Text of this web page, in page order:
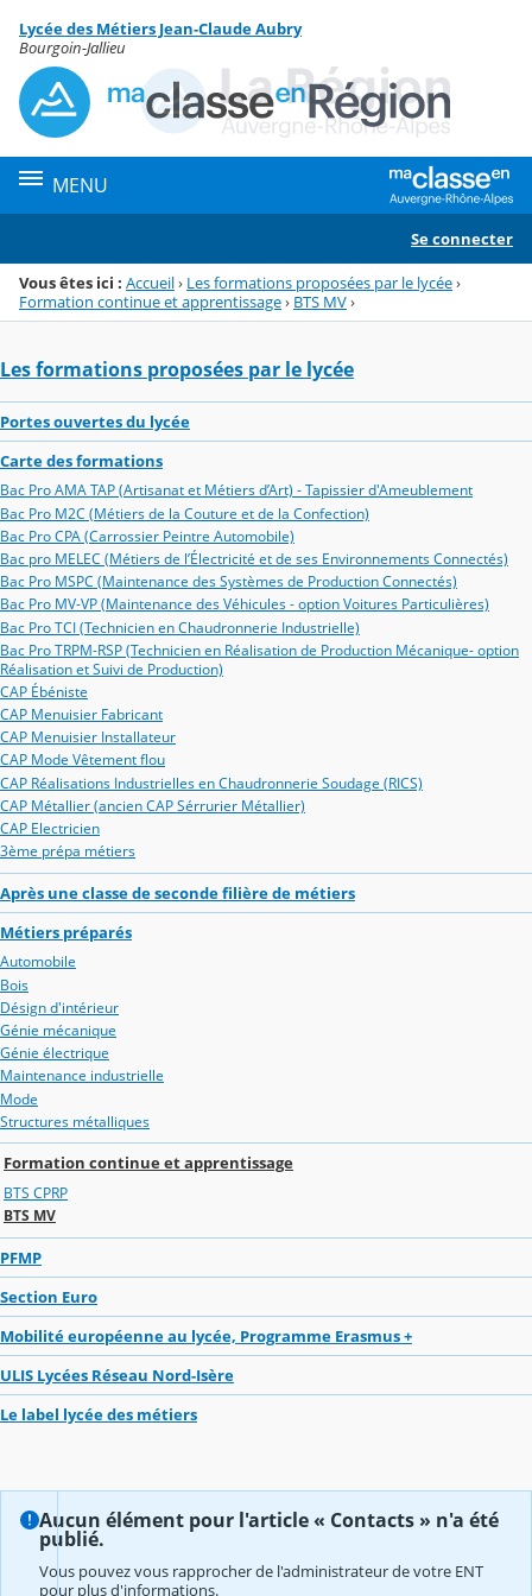
Menu de la rubrique
Contenu
Lycée des Métiers Jean-Claude Aubry
Bourgoin-Jallieu
MENU
Se connecter
Vous êtes ici : Accueil› Les formations proposées par le lycée›
Formation continue et apprentissage› BTS MV›
Les formations proposées par le lycée
Portes ouvertes du lycée
Carte des formations
Bac Pro AMA TAP (Artisanat et Métiers d’Art) - Tapissier d'Ameublement
Bac Pro M2C (Métiers de la Couture et de la Confection)
Bac Pro CPA (Carrossier Peintre Automobile)
Bac pro MELEC (Métiers de l’Électricité et de ses Environnements Connectés)
Bac Pro MSPC (Maintenance des Systèmes de Production Connectés)
Bac Pro MV-VP (Maintenance des Véhicules - option Voitures Particulières)
Bac Pro TCI (Technicien en Chaudronnerie Industrielle)
Bac Pro TRPM-RSP (Technicien en Réalisation de Production Mécanique- option
Réalisation et Suivi de Production)
CAP Ébéniste
CAP Menuisier Fabricant
CAP Menuisier Installateur
CAP Mode Vêtement flou
CAP Réalisations Industrielles en Chaudronnerie Soudage (RICS)
CAP Métallier (ancien CAP Sérrurier Métallier)
CAP Electricien
3ème prépa métiers
Après une classe de seconde filière de métiers
Métiers préparés
Automobile
Bois
Désign d'intérieur
Génie mécanique
Génie électrique
Maintenance industrielle
Mode
Structures métalliques
Formation continue et apprentissage
BTS CPRP
BTS MV
PFMP
Section Euro
Mobilité européenne au lycée, Programme Erasmus +
ULIS Lycées Réseau Nord-Isère
Le label lycée des métiers
Aucun élément pour l'article « Contacts » n'a été
publié.
Vous pouvez vous rapprocher de l'administrateur de votre ENT
pour plus d'informations.